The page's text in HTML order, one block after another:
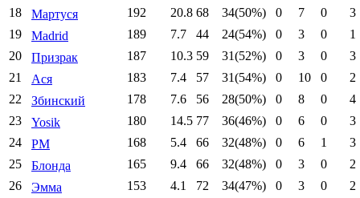
18
Мартуся 192 20.8 68 34(50%) 0 7 0
3
19
Madrid 189 7.7 44 24(54%) 0 3 0
1
20
Призрак 187 10.3 59 31(52%) 0 3 0
3
21
Ася 183 7.4 57 31(54%) 0 10 0
2
22
Збинский 178 7.6 56 28(50%) 0 8 0
4
23
Yosik 180 14.5 77 36(46%) 0 6 0
3
24
PM 168 5.4 66 32(48%) 0 6 1
3
25
Блонда 165 9.4 66 32(48%) 0 3 0
2
26
Эмма 153 4.1 72 34(47%) 0 3 0
2